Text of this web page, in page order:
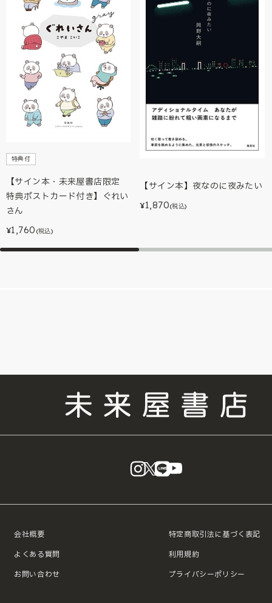
特典付
【サイン本・未来屋書店限定
特典ポストカード付き】ぐれい
さん
¥1,760 (税込)
【サイン本】夜なのに夜みたい
¥1,870(税込)
instagram
X LINE
会社概要
よくある質問
お問い合わせ
特定商取引法に基づく表記
利用規約
プライバシーポリシー